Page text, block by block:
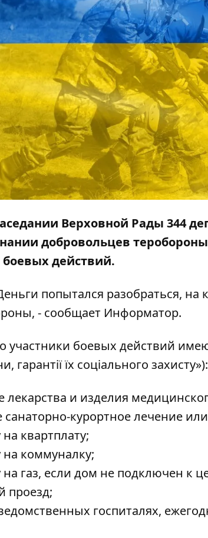
Верховной Рады 344
добровольцев
действий.
попытался разобраться, на
- сообщает Информатор.
участники боевых действий
гарантії їх соціального захисту»):
лекарства и изделия
санаторно-курортное лечение
квартплату;
на коммуналку;
на газ, если дом не подключен к
проезд;
госпиталях,